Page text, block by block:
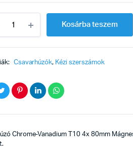
T10
4x
quantity
Kosárba teszem
Csavarhúzók, Kézi szerszámok
Chrome-Vanadium T10 4x 80mm